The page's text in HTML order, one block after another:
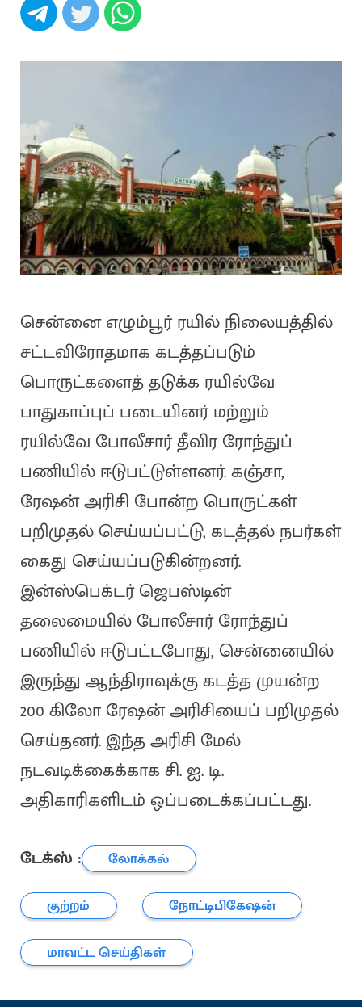
சென்னை எழும்பூர் ரயில் நிலையத்தில்
சட்டவிரோதமாக கடத்தப்படும்
பொருட்களைத் தடுக்க ரயில்வே
பாதுகாப்புப் படையினர் மற்றும்
ரயில்வே போலீசார் தீவிர ரோந்துப்
பணியில் ஈடுபட்டுள்ளனர். கஞ்சா,
ரேஷன் அரிசி போன்ற பொருட்கள்
பறிமுதல் செய்யப்பட்டு, கடத்தல் நபர்கள்
கைது செய்யப்படுகின்றனர்.
இன்ஸ்பெக்டர் ஜெபஸ்டின்
தலைமையில் போலீசார் ரோந்துப்
பணியில் ஈடுபட்டபோது, சென்னையில்
இருந்து ஆந்திராவுக்கு கடத்த முயன்ற
200 கிலோ ரேஷன் அரிசியைப் பறிமுதல்
செய்தனர். இந்த அரிசி மேல்
நடவடிக்கைக்காக சி. ஐ. டி.
அதிகாரிகளிடம் ஒப்படைக்கப்பட்டது.
டேக்ஸ் :
லோக்கல்
குற்றம்
நோட்டிபிகேஷன்
மாவட்ட செய்திகள்